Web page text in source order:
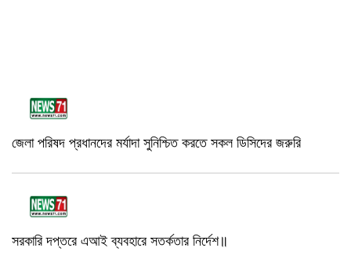
জেলা পরিষদ প্রধানদের মর্যাদা সুনিশ্চিত করতে সকল ডিসিদের জরুরি
সরকারি দপ্তরে এআই ব্যবহারে সতর্কতার নির্দেশ॥